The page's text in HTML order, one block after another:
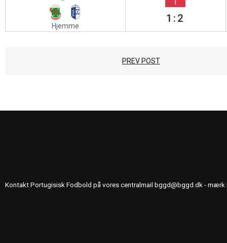
Hjemme
1:2
PREV POST
Kontakt Portugisisk Fodbold på vores centralmail bggd@bggd.dk - mærk